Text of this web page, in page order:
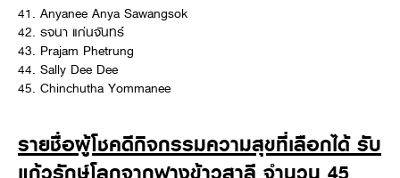
41. Anyanee Anya Sawangsok
42. รจนา แก่นจันทร์
43. Prajam Phetrung
44. Sally Dee Dee
45. Chinchutha Yommanee
รายชื่อผู้โชคดีกิจกรรมความสุขที่เลือกได้ รับ